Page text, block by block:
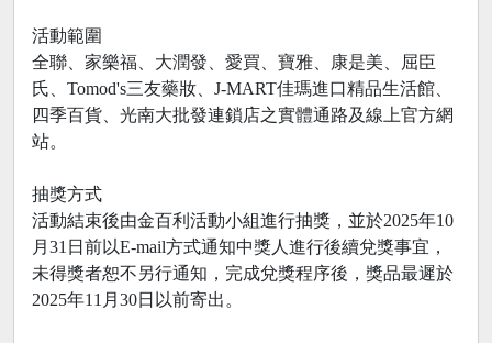
活動範圍
全聯、家樂福、大潤發、愛買、寶雅、康是美、屈臣
氏、Tomod's三友藥妝、J-MART佳瑪進口精品生活館、
四季百貨、光南大批發連鎖店之實體通路及線上官方網
站。
抽獎方式
活動結束後由金百利活動小組進行抽獎，並於2025年10
月31日前以E-mail方式通知中獎人進行後續兌獎事宜，
未得獎者恕不另行通知，完成兌獎程序後，獎品最遲於
2025年11月30日以前寄出。